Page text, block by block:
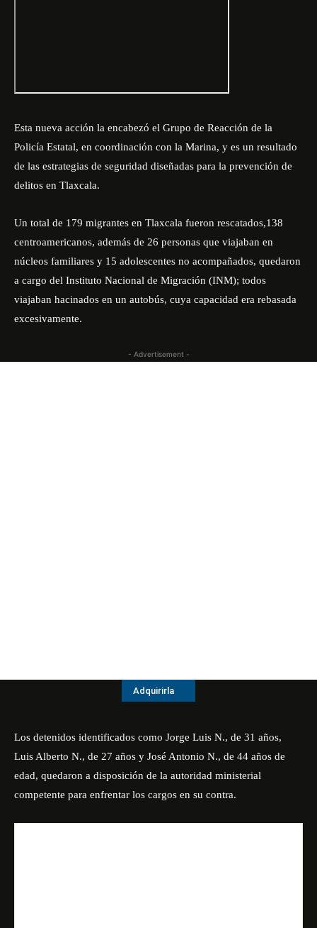
Esta nueva acción la encabezó el Grupo de Reacción de la
Policía Estatal, en coordinación con la Marina, y es un resultado
de las estrategias de seguridad diseñadas para la prevención de
delitos en Tlaxcala.
Un total de 179 migrantes en Tlaxcala fueron rescatados,138
centroamericanos, además de 26 personas que viajaban en
núcleos familiares y 15 adolescentes no acompañados, quedaron
a cargo del Instituto Nacional de Migración (INM); todos
viajaban hacinados en un autobús, cuya capacidad era rebasada
excesivamente.
- Advertisement -
Adquirirla
Los detenidos identificados como Jorge Luis N., de 31 años,
Luis Alberto N., de 27 años y José Antonio N., de 44 años de
edad, quedaron a disposición de la autoridad ministerial
competente para enfrentar los cargos en su contra.